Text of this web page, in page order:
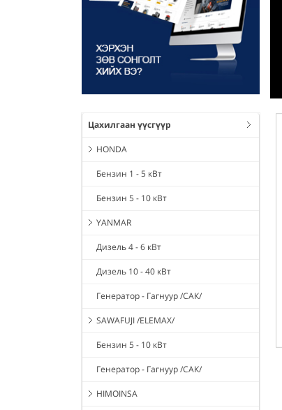
Цахилгаан үүсгүүр
HONDA
Бензин 1 - 5 кВт
Бензин 5 - 10 кВт
YANMAR
Дизель 4 - 6 кВт
Дизель 10 - 40 кВт
Генератор - Гагнуур /САК/
SAWAFUJI /ELEMAX/
Бензин 5 - 10 кВт
Генератор - Гагнуур /САК/
HIMOINSA